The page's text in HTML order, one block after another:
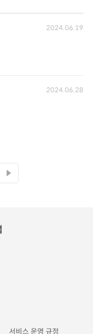
2024.06.19
2024.06.28
서비스 운영 규정